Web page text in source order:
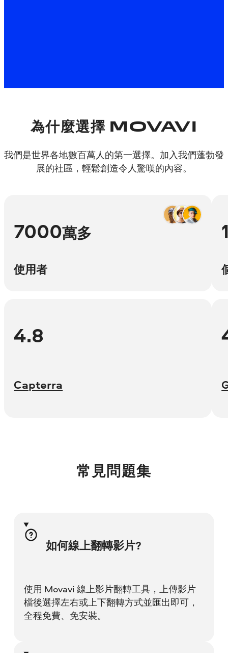
為什麼選擇 MOVAVI
我們是世界各地數百萬人的第一選擇。加入我們蓬勃發
展的社區，輕鬆創造令人驚嘆的內容。
7000萬多
使用者
4.8
Capterra
常見問題集
如何線上翻轉影片?
使用 Movavi 線上影片翻轉工具，上傳影片
檔後選擇左右或上下翻轉方式並匯出即可，
全程免費、免安裝。